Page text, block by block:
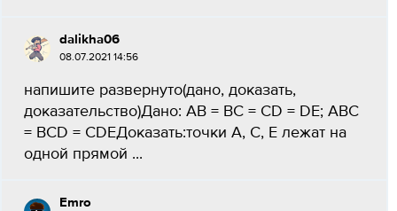
dalikha06
08.07.2021 14:56
напишите развернуто(дано, доказать,
доказательство)Дано: AB = BC = CD = DE; ABC
= BCD = CDEДоказать:точки А, С, Е лежат на
одной прямой ​...
Emro